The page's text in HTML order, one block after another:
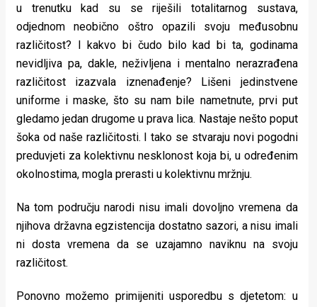
u trenutku kad su se riješili totalitarnog sustava,
odjednom neobično oštro opazili svoju međusobnu
različitost? I kakvo bi čudo bilo kad bi ta, godinama
nevidljiva pa, dakle, neživljena i mentalno nerazrađena
različitost izazvala iznenađenje? Lišeni jedinstvene
uniforme i maske, što su nam bile nametnute, prvi put
gledamo jedan drugome u prava lica. Nastaje nešto poput
šoka od naše različitosti. I tako se stvaraju novi pogodni
preduvjeti za kolektivnu nesklonost koja bi, u određenim
okolnostima, mogla prerasti u kolektivnu mržnju.
Na tom području narodi nisu imali dovoljno vremena da
njihova državna egzistencija dostatno sazori, a nisu imali
ni dosta vremena da se uzajamno naviknu na svoju
različitost.
Ponovno možemo primijeniti usporedbu s djetetom: u